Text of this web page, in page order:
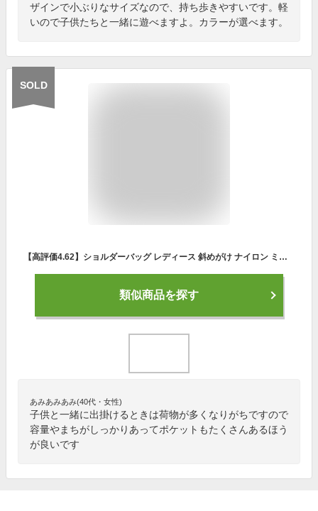
ザインで小ぶりなサイズなので、持ち歩きやすいです。軽
いので子供たちと一緒に遊べますよ。カラーが選べます。
SOLD
【高評価4.62】ショルダーバッグ レディース 斜めがけ ナイロン ミニ ママ 大容量 軽量 斜め掛け おしゃれ カラフル ミニショルダーバッグ 通勤 通学 大人 旅行バッグ 肩掛け サブバッグ お出かけ 夏休み かわいい ポケット沢山
類似商品を探す
あみあみあみ(40代・女性)
子供と一緒に出掛けるときは荷物が多くなりがちですので
容量やまちがしっかりあってポケットもたくさんあるほう
が良いです